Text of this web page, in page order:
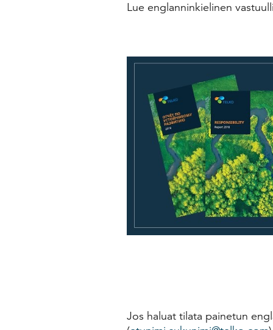
Lue englanninkielinen
Jos haluat tilata painetun